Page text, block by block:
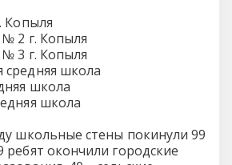
Копыля
2 г. Копыля
3 г. Копыля
средняя школа
школа
школа
школьные стены покинули 99
ребят окончили городские